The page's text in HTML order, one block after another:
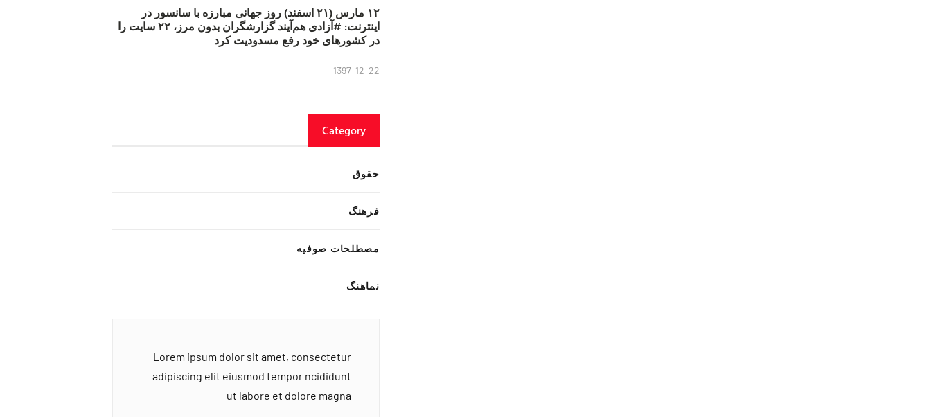
۱۲ مارس (۲۱ اسفند) روز جهانی مبارزه با سانسور در
اینترنت: #آزادی هم‌آیند گزارشگران‌ بدون مرز، ۲۲ سایت را
در کشورهای خود رفع مسدودیت کرد
1397-12-22
Category
حقوق
فرهنگ
مصطلحات صوفیه
نماهنگ
Lorem ipsum dolor sit amet, consectetur
adipiscing elit eiusmod tempor ncididunt
ut labore et dolore magna